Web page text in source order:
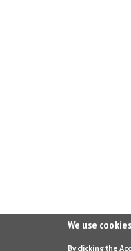
We use
By clicking the